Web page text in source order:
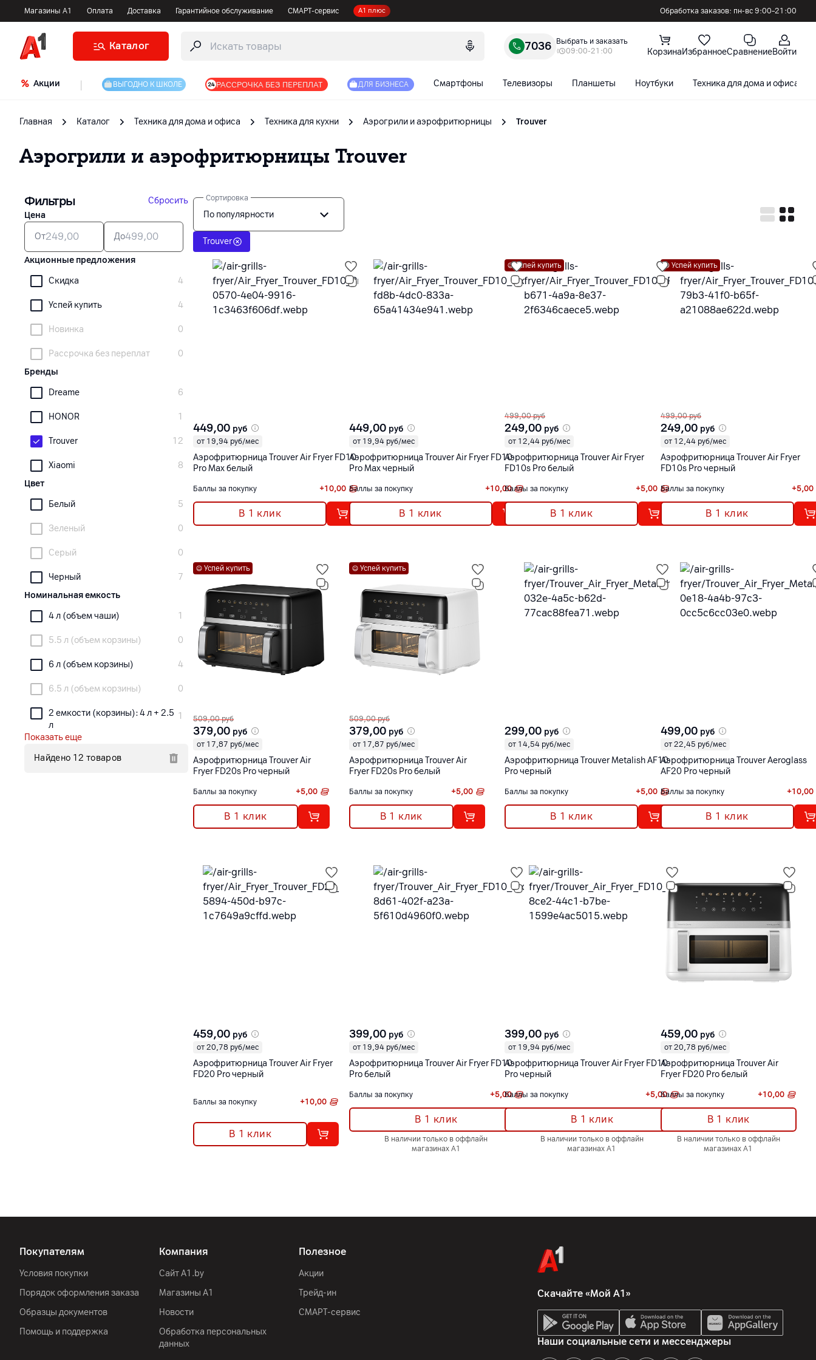
Магазины А1 Оплата Доставка Гарантийное обслуживание СМАРТ-сервис А1 плюс Обработка заказов: пн-вс 9:00–21:00
Каталог 7036
Выбрать и заказать
09:00-21:00
КорзинаИзбранноеСравнениеВойти
Акции ВЫГОДНО К ШКОЛЕ РАССРОЧКА БЕЗ ПЕРЕПЛАТ ДЛЯ БИЗНЕСА Смартфоны Телевизоры Планшеты Ноутбуки Техника для дома и офиса
Главная Каталог Техника для дома и офиса Техника для кухни Аэрогрили и аэрофритюрницы Trouver
Аэрогрили и аэрофритюрницы Trouver
Фильтры
Сбросить
Цена
От До
Акционные предложения
Скидка
4
Успей купить 4
Новинка 0
Рассрочка без переплат
0
Бренды
Dreame
6
HONOR 1
Trouver 12
Xiaomi
8
Цвет
Белый
5
Зеленый 0
Серый 0
Черный
7
Номинальная емкость
4 л (объем чаши)
1
5.5 л (объем корзины) 0
6 л (объем корзины) 4
6.5 л (объем корзины) 0
2 емкости (корзины): 4 л + 2.5
л
1
Показать еще
Найдено 12 товаров
Сортировка
По популярности
Trouver
449,00 руб
от 19,94 руб/мес
Аэрофритюрница Trouver Air Fryer FD10
Pro Max белый
Баллы за покупку +10,00
В 1 клик
449,00 руб
от 19,94 руб/мес
Аэрофритюрница Trouver Air Fryer FD10
Pro Max черный
Баллы за покупку +10,00
В 1 клик
Успей купить
499,00 руб
249,00 руб
от 12,44 руб/мес
Аэрофритюрница Trouver Air Fryer
FD10s Pro белый
Баллы за покупку +5,00
В 1 клик
Успей купить
499,00 руб
249,00 руб
от 12,44 руб/мес
Аэрофритюрница Trouver Air Fryer
FD10s Pro черный
Баллы за покупку +5,00
В 1 клик
Успей купить
509,00 руб
379,00 руб
от 17,87 руб/мес
Аэрофритюрница Trouver Air
Fryer FD20s Pro черный
Баллы за покупку +5,00
В 1 клик
Успей купить
509,00 руб
379,00 руб
от 17,87 руб/мес
Аэрофритюрница Trouver Air
Fryer FD20s Pro белый
Баллы за покупку +5,00
В 1 клик
299,00 руб
от 14,54 руб/мес
Аэрофритюрница Trouver Metalish AF10
Pro черный
Баллы за покупку +5,00
В 1 клик
499,00 руб
от 22,45 руб/мес
Аэрофритюрница Trouver Aeroglass
AF20 Pro черный
Баллы за покупку +10,00
В 1 клик
459,00 руб
от 20,78 руб/мес
Аэрофритюрница Trouver Air Fryer
FD20 Pro черный
Баллы за покупку +10,00
В 1 клик
399,00 руб
от 19,94 руб/мес
Аэрофритюрница Trouver Air Fryer FD10
Pro белый
Баллы за покупку +5,00
В 1 клик
В наличии только в оффлайн
магазинах А1
399,00 руб
от 19,94 руб/мес
Аэрофритюрница Trouver Air Fryer FD10
Pro черный
Баллы за покупку +5,00
В 1 клик
В наличии только в оффлайн
магазинах А1
459,00 руб
от 20,78 руб/мес
Аэрофритюрница Trouver Air
Fryer FD20 Pro белый
Баллы за покупку +10,00
В 1 клик
В наличии только в оффлайн
магазинах А1
Покупателям
Условия покупки
Порядок оформления заказа
Образцы документов
Помощь и поддержка
Компания
Сайт A1.by
Магазины А1
Новости
Обработка персональных
данных
Полезное
Акции
Трейд-ин
СМАРТ-сервис
Скачайте «Мой А1»
Наши социальные сети и мессенджеры